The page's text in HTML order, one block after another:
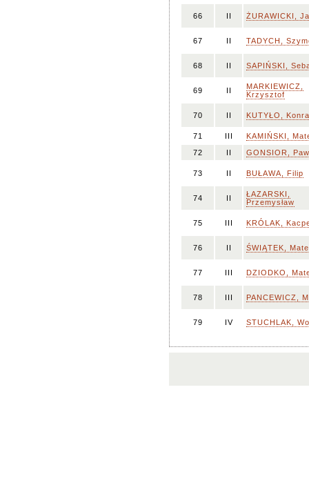
66 II ŻURAWICKI,
67 II TADYCH,
68 II SAPIŃSKI,
69 II
MARKIEWICZ,
Krzysztof
70 II KUTYŁO,
71 III
KAMIŃSKI,
72
II GONSIOR,
73 II BUŁAWA, Filip
74 II
ŁAZARSKI,
Przemysław
75 III KRÓLAK,
76 II ŚWIĄTEK,
77 III DZIODKO,
78 III PANCEWICZ,
79 IV STUCHLAK,